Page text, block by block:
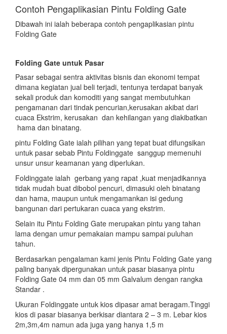
Contoh Pengaplikasian Pintu Folding Gate
Dibawah ini ialah beberapa contoh pengaplikasian pintu
Folding Gate
Folding Gate untuk Pasar
Pasar sebagai sentra aktivitas bisnis dan ekonomi tempat
dimana kegiatan jual beli terjadi, tentunya terdapat banyak
sekali produk dan komoditi yang sangat membutuhkan
pengamanan dari tindak pencurian,kerusakan akibat dari
cuaca Ekstrim, kerusakan dan kehilangan yang diakibatkan
hama dan binatang.
pintu Folding Gate ialah pilihan yang tepat buat difungsikan
untuk pasar sebab Pintu Foldinggate sanggup memenuhi
unsur unsur keamanan yang diperlukan.
Foldinggate ialah gerbang yang rapat ,kuat menjadikannya
tidak mudah buat dibobol pencuri, dimasuki oleh binatang
dan hama, maupun untuk mengamankan isi gedung
bangunan dari pertukaran cuaca yang ekstrim.
Selain itu Pintu Folding Gate merupakan pintu yang tahan
lama dengan umur pemakaian mampu sampai puluhan
tahun.
Berdasarkan pengalaman kami jenis Pintu Folding Gate yang
paling banyak dipergunakan untuk pasar biasanya pintu
Folding Gate 04 mm dan 05 mm Galvalum dengan rangka
Standar .
Ukuran Foldinggate untuk kios dipasar amat beragam.Tinggi
kios di pasar biasanya berkisar diantara 2 – 3 m. Lebar kios
2m,3m,4m namun ada juga yang hanya 1,5 m